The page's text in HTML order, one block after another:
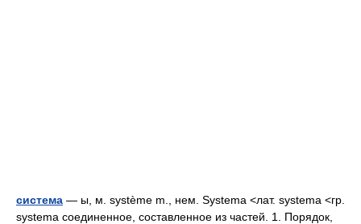
система — ы, м. système m., нем. Systema <лат. systema <гр.
systema соединенное, составленное из частей. 1. Порядок,